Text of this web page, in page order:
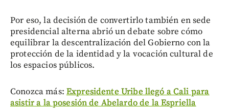
Por eso, la decisión de convertirlo también en sede
presidencial alterna abrió un debate sobre cómo
equilibrar la descentralización del Gobierno con la
protección de la identidad y la vocación cultural de
los espacios públicos.
Conozca más: Expresidente Uribe llegó a Cali para
asistir a la posesión de Abelardo de la Espriella